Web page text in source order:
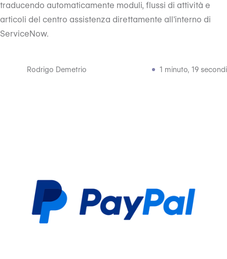
traducendo automaticamente moduli, flussi di attività e
articoli del centro assistenza direttamente all'interno di
ServiceNow.
Rodrigo Demetrio 1 minuto, 19 secondi